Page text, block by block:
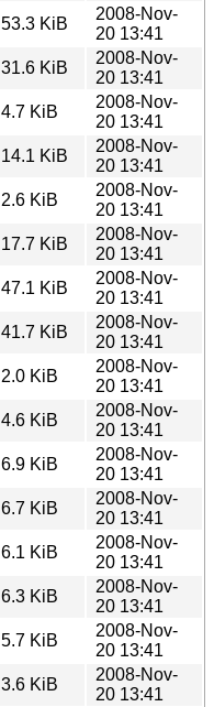
53.3 KiB
2008-Nov-
20 13:41
31.6 KiB
2008-Nov-
20 13:41
4.7 KiB
2008-Nov-
20 13:41
14.1 KiB
2008-Nov-
20 13:41
2.6 KiB
2008-Nov-
20 13:41
17.7 KiB
2008-Nov-
20 13:41
47.1 KiB
2008-Nov-
20 13:41
41.7 KiB
2008-Nov-
20 13:41
2.0 KiB
2008-Nov-
20 13:41
4.6 KiB
2008-Nov-
20 13:41
6.9 KiB
2008-Nov-
20 13:41
6.7 KiB
2008-Nov-
20 13:41
6.1 KiB
2008-Nov-
20 13:41
6.3 KiB
2008-Nov-
20 13:41
5.7 KiB
2008-Nov-
20 13:41
3.6 KiB
2008-Nov-
20 13:41